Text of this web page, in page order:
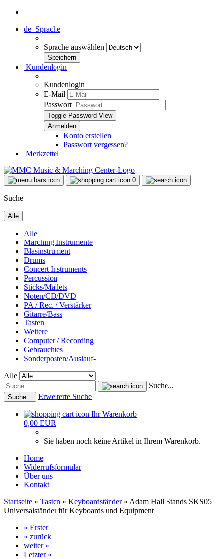
de Sprache
Sprache auswählen
Kundenlogin
Kundenlogin
E-Mail
Passwort
Toggle Password View
Konto erstellen
Passwort vergessen?
Merkzettel
0
Suche
Alle
Alle
Marching Instrumente
Blasinstrument
Drums
Concert Instruments
Percussion
Sticks/Mallets
Noten/CD/DVD
PA / Rec. / Verstärker
Gitarre/Bass
Tasten
Weitere
Computer / Recording
Gebrauchtes
Sonderposten/Auslauf-
Alle
Suche...
Suche... Erweiterte Suche
Ihr Warenkorb
0,00 EUR
Sie haben noch keine Artikel in Ihrem Warenkorb.
Home
Widerrufsformular
Über uns
Kontakt
Startseite » Tasten » Keyboardständer » Adam Hall Stands SKS05
Universalständer für Keyboards und Equipment
« Erster
« zurück
weiter »
Letzter »